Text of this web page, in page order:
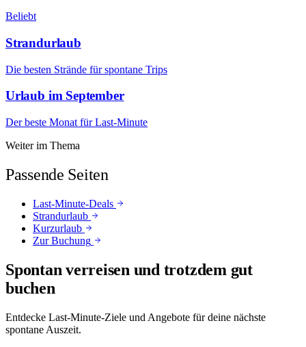
Beliebt
Strandurlaub
Die besten Strände für spontane Trips
Urlaub im September
Der beste Monat für Last-Minute
Weiter im Thema
Passende Seiten
Last-Minute-Deals
Strandurlaub
Kurzurlaub
Zur Buchung
Spontan verreisen und trotzdem gut
buchen
Entdecke Last-Minute-Ziele und Angebote für deine nächste
spontane Auszeit.